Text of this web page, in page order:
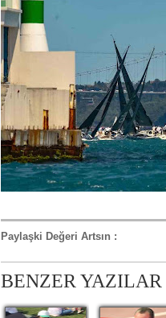
Paylaşki Değeri Artsın :
BENZER YAZILAR